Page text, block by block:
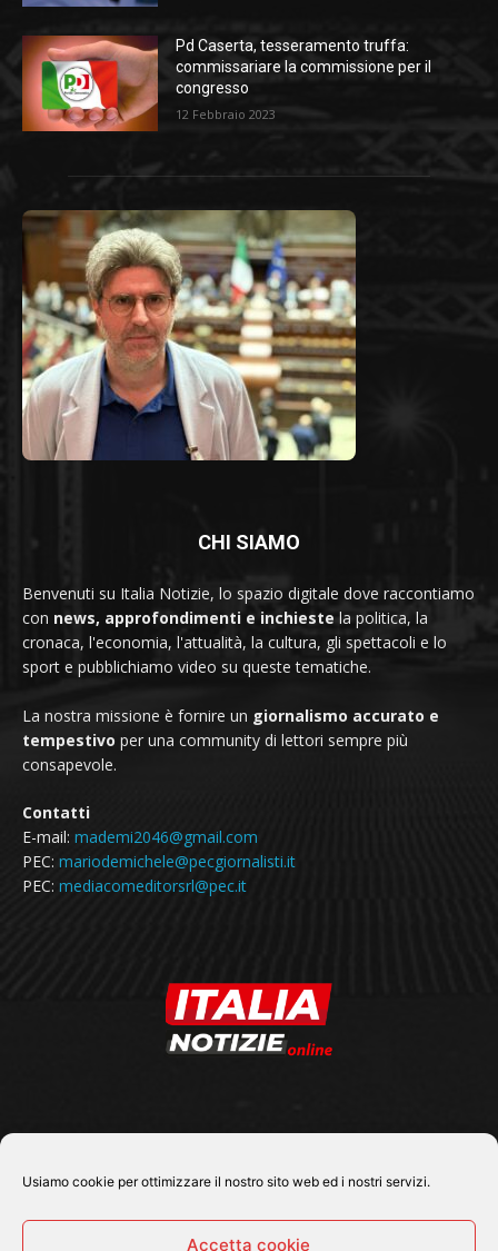
Usiamo cookie per ottimizzare il nostro sito web ed i nostri servizi.
Accetta cookie
Pd Caserta, tesseramento truffa:
commissariare la commissione per il
congresso
12 Febbraio 2023
CHI SIAMO
Benvenuti su Italia Notizie, lo spazio digitale dove raccontiamo
con news, approfondimenti e inchieste la politica, la
cronaca, l'economia, l'attualità, la cultura, gli spettacoli e lo
sport e pubblichiamo video su queste tematiche.
La nostra missione è fornire un giornalismo accurato e
tempestivo per una community di lettori sempre più
consapevole.
Contatti
E-mail: mademi2046@gmail.com
PEC: mariodemichele@pecgiornalisti.it
PEC: mediacomeditorsrl@pec.it